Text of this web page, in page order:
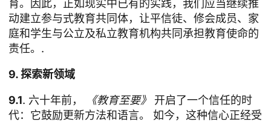
育。因此，正如现实中已有的实践，我们应当继续推
动建立参与式教育共同体，让平信徒、修会成员、家
庭和学生与公立及私立教育机构共同承担教育使命的
责任。.
9. 探索新领域
9.1. 六十年前， 《教育至要》
开启了一个信任的时
代：它鼓励更新方法和语言。 如今，这种信心正经受